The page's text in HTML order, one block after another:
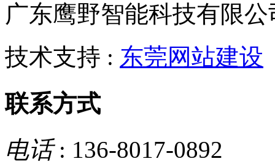
广东鹰野智能科技有限
技术支持 : 东莞网站建设
联系方式
电话: 136-8017-0892